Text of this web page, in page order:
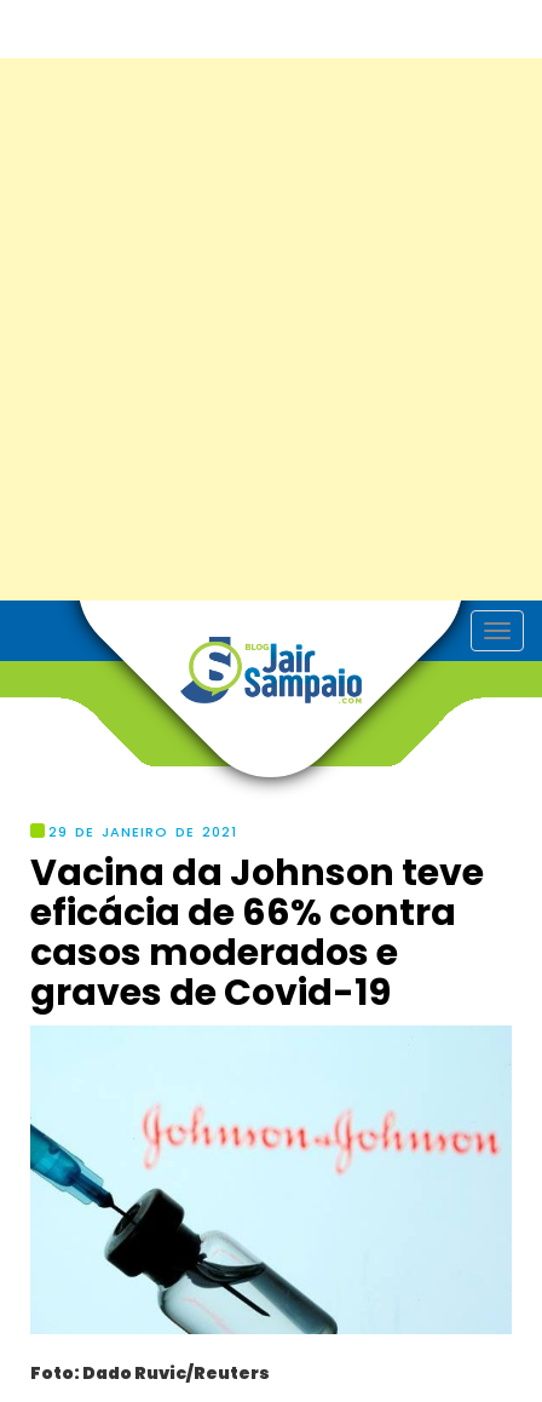
T
o
29 DE JANEIRO DE 2021
Vacina da Johnson teve
eficácia de 66% contra
casos moderados e
graves de Covid-19
Foto: Dado Ruvic/Reuters